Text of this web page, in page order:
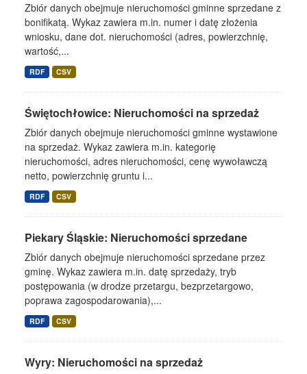
Zbiór danych obejmuje nieruchomości gminne sprzedane z
bonifikatą. Wykaz zawiera m.in. numer i datę złożenia
wniosku, dane dot. nieruchomości (adres, powierzchnię,
wartość,...
RDF CSV
Świętochłowice: Nieruchomości na sprzedaż
Zbiór danych obejmuje nieruchomości gminne wystawione
na sprzedaż. Wykaz zawiera m.in. kategorię
nieruchomości, adres nieruchomości, cenę wywoławczą
netto, powierzchnię gruntu i...
RDF CSV
Piekary Śląskie: Nieruchomości sprzedane
Zbiór danych obejmuje nieruchomości sprzedane przez
gminę. Wykaz zawiera m.in. datę sprzedaży, tryb
postępowania (w drodze przetargu, bezprzetargowo,
poprawa zagospodarowania),...
RDF CSV
Wyry: Nieruchomości na sprzedaż